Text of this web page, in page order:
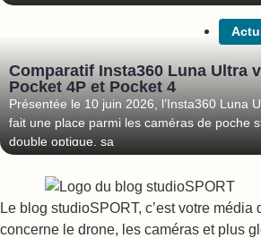
Comparatif Insta360 Luna Ultra
Pocket 4P et Pocket 4
Présentée le 10 juin 2026, l’Insta360 Luna
fait une place parmi les caméras de poche
double optique, sa
Le blog studioSPORT, c’est votre média
concerne le drone, les caméras et plus